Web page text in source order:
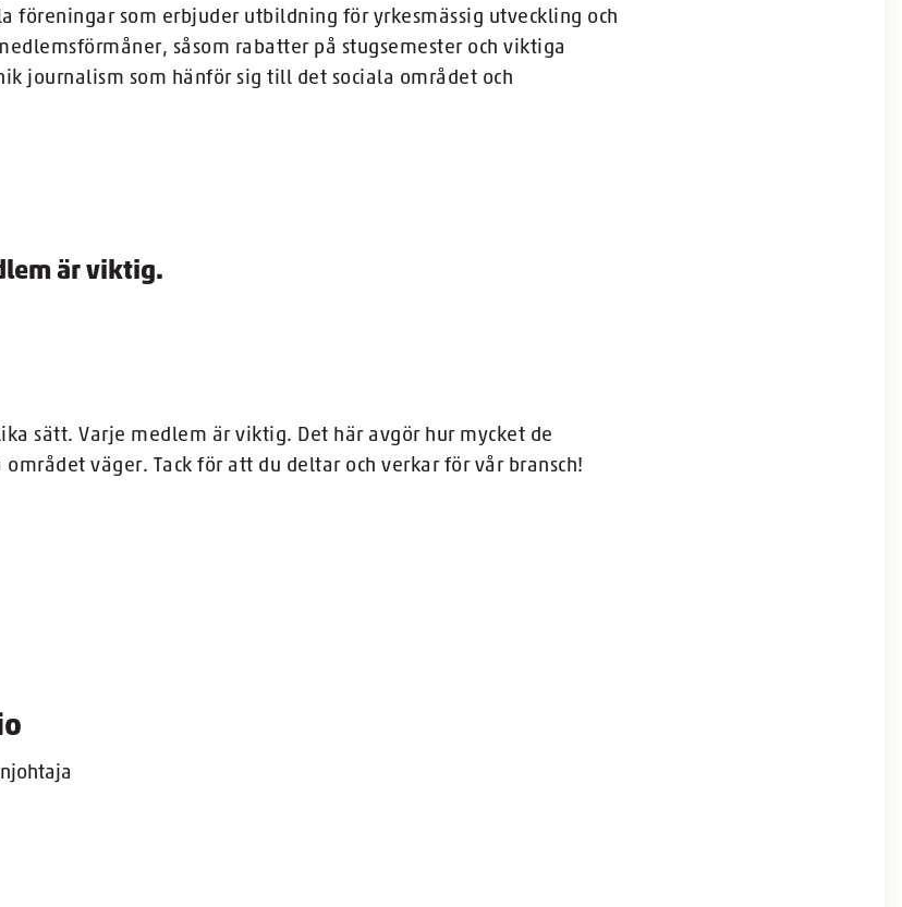
föreningar som erbjuder utbildning för yrkesmässig utveckling och
såsom rabatter på stugsemester och viktiga
journalism som hänför sig till det sociala området och
är viktig.
sätt. Varje medlem är viktig. Det här avgör hur mycket de
väger. Tack för att du deltar och verkar för vår bransch!